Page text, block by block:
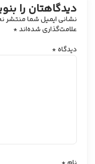
دیدگاهتان را
نشانی ایمیل شما منتشر
علامت‌گذاری شده‌اند*
دیدگاه*